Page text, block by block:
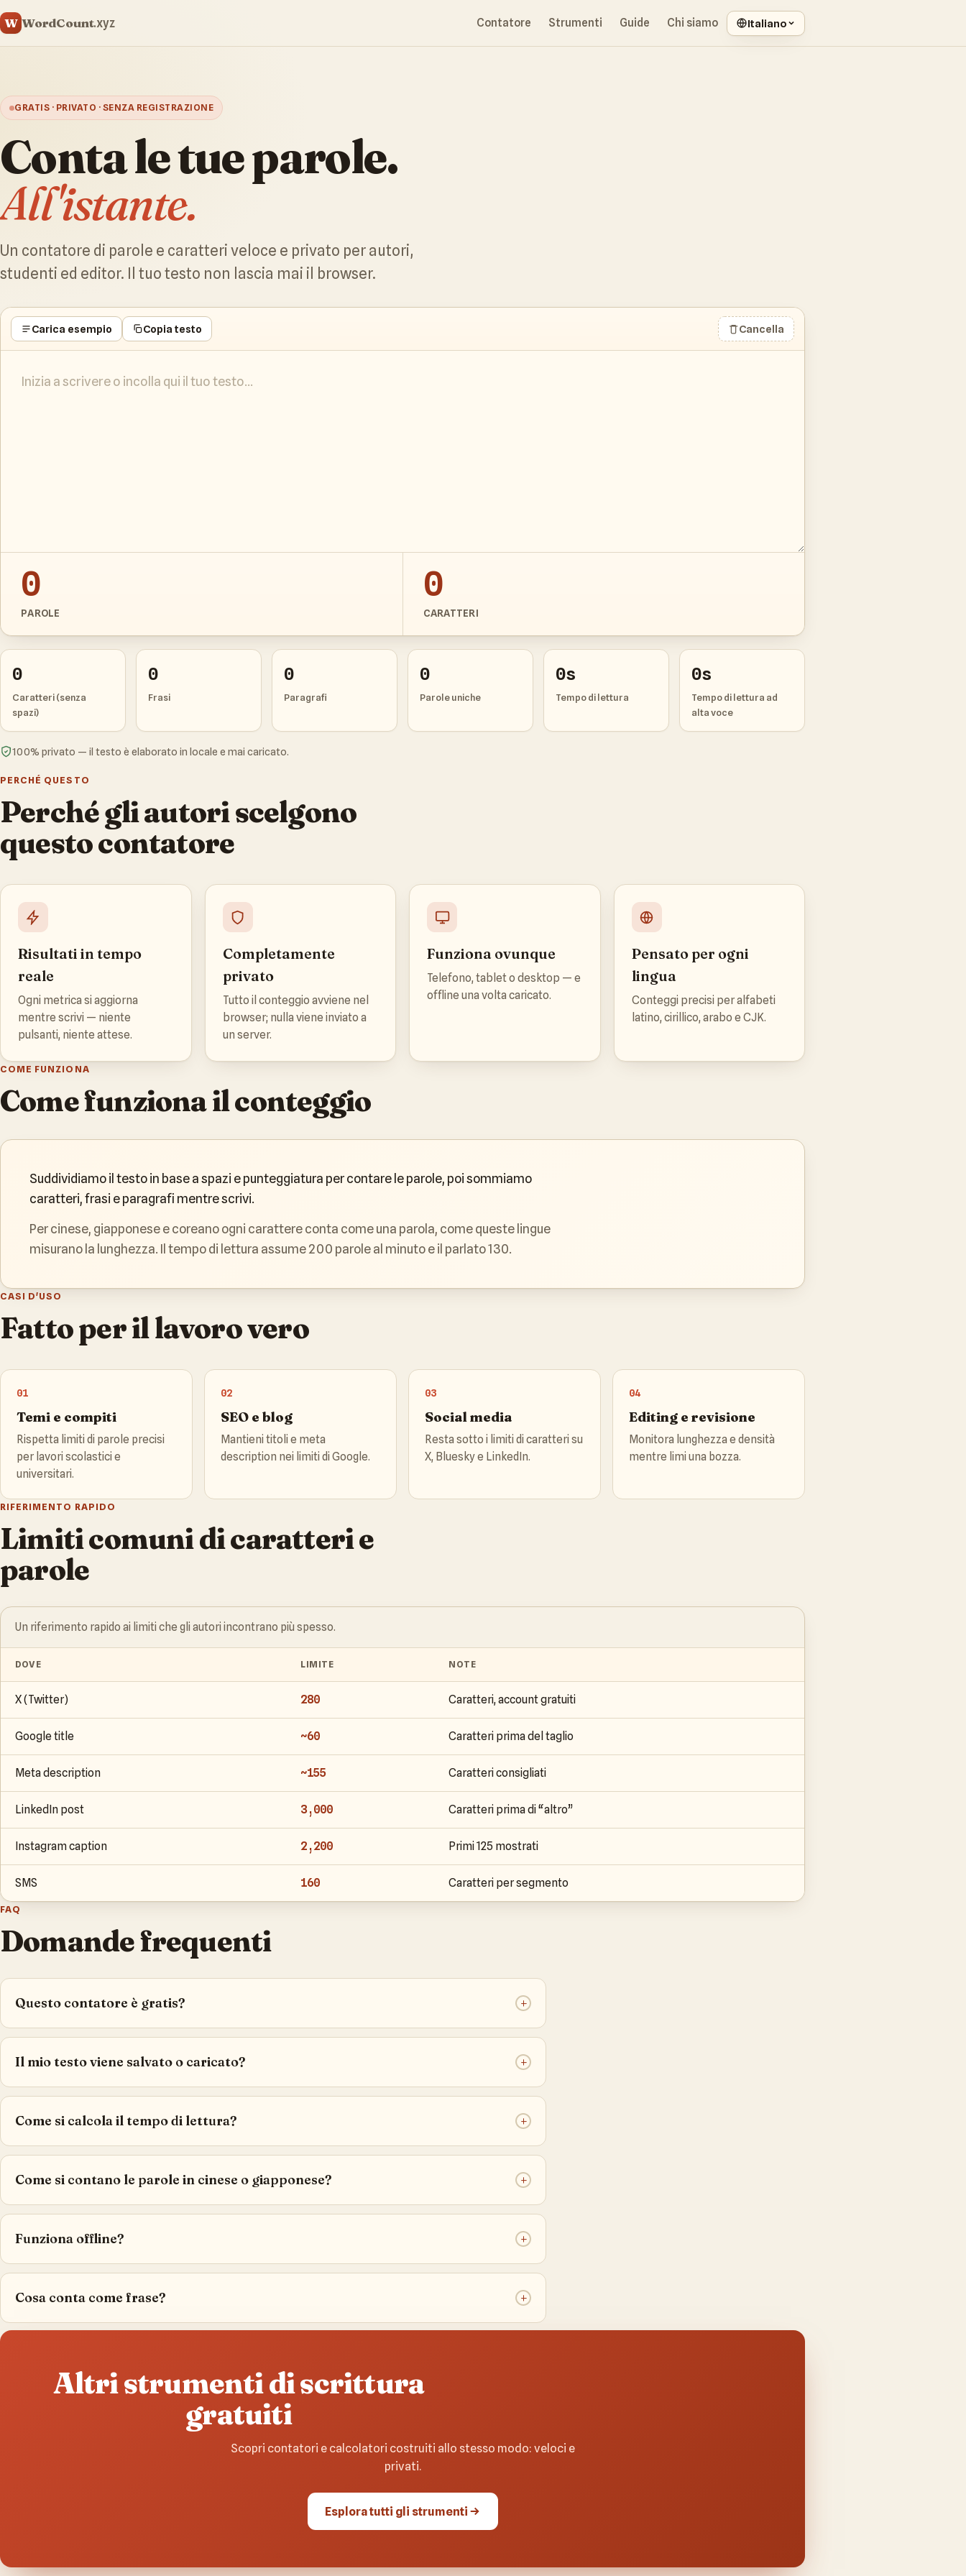
W WordCount.xyz Contatore Strumenti Guide Chi siamo Italiano
GRATIS · PRIVATO · SENZA REGISTRAZIONE
Conta le tue parole.
All'istante.
Un contatore di parole e caratteri veloce e privato per autori,
studenti ed editor. Il tuo testo non lascia mai il browser.
Carica esempio Copia testo Cancella
0
PAROLE
0
CARATTERI
0
Caratteri (senza
spazi)
0
Frasi
0
Paragrafi
0
Parole uniche
0s
Tempo di lettura
0s
Tempo di lettura ad
alta voce
100% privato — il testo è elaborato in locale e mai caricato.
PERCHÉ QUESTO
Perché gli autori scelgono
questo contatore
Risultati in tempo
reale
Ogni metrica si aggiorna
mentre scrivi — niente
pulsanti, niente attese.
Completamente
privato
Tutto il conteggio avviene nel
browser; nulla viene inviato a
un server.
Funziona ovunque
Telefono, tablet o desktop — e
offline una volta caricato.
Pensato per ogni
lingua
Conteggi precisi per alfabeti
latino, cirillico, arabo e CJK.
COME FUNZIONA
Come funziona il conteggio
Suddividiamo il testo in base a spazi e punteggiatura per contare le parole, poi sommiamo
caratteri, frasi e paragrafi mentre scrivi.
Per cinese, giapponese e coreano ogni carattere conta come una parola, come queste lingue
misurano la lunghezza. Il tempo di lettura assume 200 parole al minuto e il parlato 130.
CASI D'USO
Fatto per il lavoro vero
01
Temi e compiti
Rispetta limiti di parole precisi
per lavori scolastici e
universitari.
02
SEO e blog
Mantieni titoli e meta
description nei limiti di Google.
03
Social media
Resta sotto i limiti di caratteri su
X, Bluesky e LinkedIn.
04
Editing e revisione
Monitora lunghezza e densità
mentre limi una bozza.
RIFERIMENTO RAPIDO
Limiti comuni di caratteri e
parole
Un riferimento rapido ai limiti che gli autori incontrano più spesso.
DOVE LIMITE NOTE
X (Twitter) 280 Caratteri, account gratuiti
Google title ~60 Caratteri prima del taglio
Meta description ~155 Caratteri consigliati
LinkedIn post 3,000 Caratteri prima di “altro”
Instagram caption 2,200 Primi 125 mostrati
SMS 160 Caratteri per segmento
FAQ
Domande frequenti
Questo contatore è gratis? +
Il mio testo viene salvato o caricato? +
Come si calcola il tempo di lettura? +
Come si contano le parole in cinese o giapponese? +
Funziona offline? +
Cosa conta come frase? +
Altri strumenti di scrittura
gratuiti
Scopri contatori e calcolatori costruiti allo stesso modo: veloci e
privati.
Esplora tutti gli strumenti